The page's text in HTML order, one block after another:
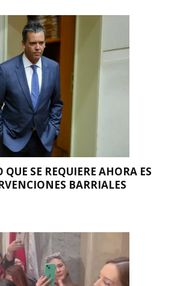
QUE SE REQUIERE AHORA ES
BARRIALES